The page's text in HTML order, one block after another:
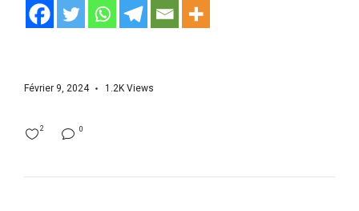
Février 9, 2024 1.2K Views
0
2